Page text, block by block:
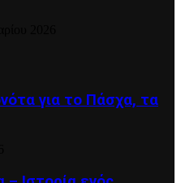
για το Πάσχα, τα